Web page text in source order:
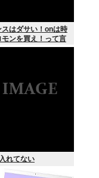
スはダサい！onは時
ンを買え！って言
たんやが
れてない